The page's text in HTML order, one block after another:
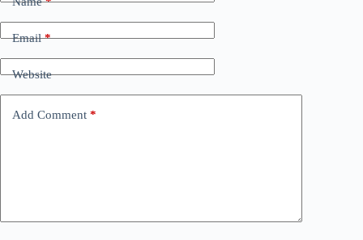
Email*
Website
Add Comment *